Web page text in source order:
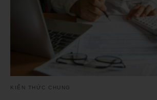
KIẾN THỨC CHUNG